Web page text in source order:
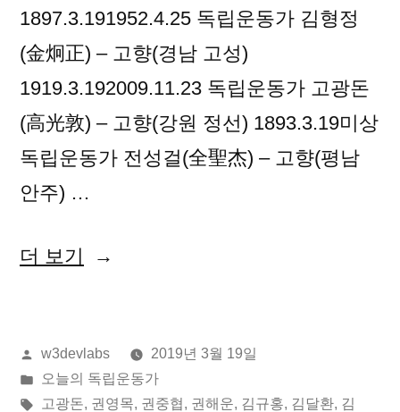
1897.3.191952.4.25 독립운동가 김형정
(金炯正) – 고향(경남 고성)
1919.3.192009.11.23 독립운동가 고광돈
(高光敦) – 고향(강원 정선) 1893.3.19미상
독립운동가 전성걸(全聖杰) – 고향(평남
안주) …
더 보기 “2019
월
19
올
린
이:
w3devlabs
2019년 3월 19일
게
시
오늘의 독립운동가
태
고광돈, 권영목, 권중협 , 권해운, 김규홍, 김달환, 김